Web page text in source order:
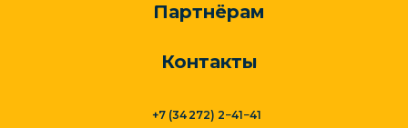
+7 (34 272) 2−41−41
Партнёрам
Контакты